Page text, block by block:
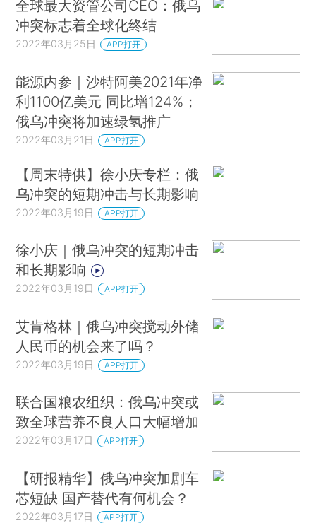
全球最大资管公司CEO：俄乌
冲突标志着全球化终结
2022年03月25日 APP打开
能源内参｜沙特阿美2021年净
利1100亿美元 同比增124%；
俄乌冲突将加速绿氢推广
2022年03月21日 APP打开
【周末特供】徐小庆专栏：俄
乌冲突的短期冲击与长期影响
2022年03月19日 APP打开
徐小庆｜俄乌冲突的短期冲击
和长期影响
2022年03月19日 APP打开
艾肯格林｜俄乌冲突搅动外储
人民币的机会来了吗？
2022年03月19日 APP打开
联合国粮农组织：俄乌冲突或
致全球营养不良人口大幅增加
2022年03月17日 APP打开
【研报精华】俄乌冲突加剧车
芯短缺 国产替代有何机会？
2022年03月17日 APP打开